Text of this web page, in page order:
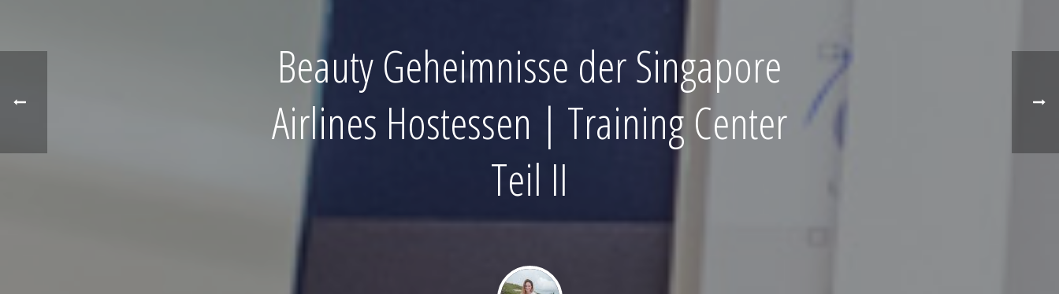
Beauty Geheimnisse der Singapore
Airlines Hostessen | Training Center
Teil II